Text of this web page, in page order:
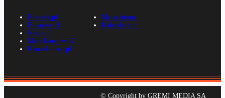
E-kiosk.pl
E-gazety.pl
Nexto.pl
Mała księgowość
Kancelarierp.pl
Mapa strony
Kalendarium
© Copyright by GREMI MEDIA SA